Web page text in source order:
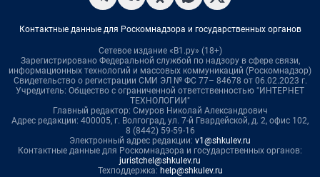
Контактные данные для Роскомнадзора и государственных органов
Сетевое издание «В1.ру» (18+)
Зарегистрировано Федеральной службой по надзору в сфере связи,
информационных технологий и массовых коммуникаций (Роскомнадзор)
Свидетельство о регистрации СМИ ЭЛ № ФС 77– 84678 от 06.02.2023 г.
Учредитель: Общество с ограниченной ответственностью "ИНТЕРНЕТ
ТЕХНОЛОГИИ"
Главный редактор: Смуров Николай Александрович
Адрес редакции: 400005, г. Волгоград, ул. 7-й Гвардейской, д. 2, офис 102,
8 (8442) 59-59-16
Электронный адрес редакции: v1@shkulev.ru
Контактные данные для Роскомнадзора и государственных органов:
juristchel@shkulev.ru
Техподдержка: help@shkulev.ru